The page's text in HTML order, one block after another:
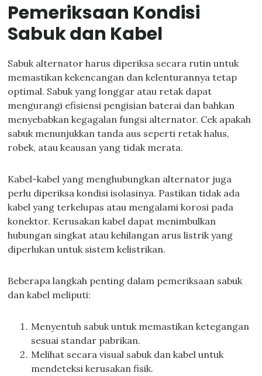
Pemeriksaan Kondisi
Sabuk dan Kabel
Sabuk alternator harus diperiksa secara rutin untuk
memastikan kekencangan dan kelenturannya tetap
optimal. Sabuk yang longgar atau retak dapat
mengurangi efisiensi pengisian baterai dan bahkan
menyebabkan kegagalan fungsi alternator. Cek apakah
sabuk menunjukkan tanda aus seperti retak halus,
robek, atau keausan yang tidak merata.
Kabel-kabel yang menghubungkan alternator juga
perlu diperiksa kondisi isolasinya. Pastikan tidak ada
kabel yang terkelupas atau mengalami korosi pada
konektor. Kerusakan kabel dapat menimbulkan
hubungan singkat atau kehilangan arus listrik yang
diperlukan untuk sistem kelistrikan.
Beberapa langkah penting dalam pemeriksaan sabuk
dan kabel meliputi:
Menyentuh sabuk untuk memastikan ketegangan
sesuai standar pabrikan.
Melihat secara visual sabuk dan kabel untuk
mendeteksi kerusakan fisik.